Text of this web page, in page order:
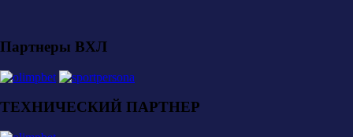
Партнеры ВХЛ
ТЕХНИЧЕСКИЙ ПАРТНЕР